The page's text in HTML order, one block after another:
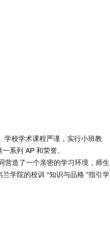
学校学术课程严谨，实行小班教
系列 AP 和荣誉。
营造了一个亲密的学习环境，师生
学院的校训 “知识与品格 ”指引学